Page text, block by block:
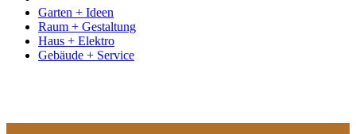
Garten + Ideen
Raum + Gestaltung
Haus + Elektro
Gebäude + Service